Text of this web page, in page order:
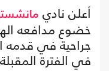
أعلن نادي
خضوع مدافعه
جراحية في قدمه
في الفترة